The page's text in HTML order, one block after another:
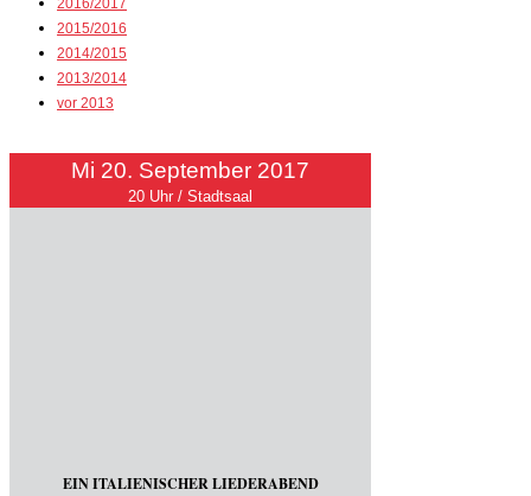
2016/2017
2015/2016
2014/2015
2013/2014
vor 2013
Mi 20. September 2017
20 Uhr / Stadtsaal
EIN ITALIENISCHER LIEDERABEND